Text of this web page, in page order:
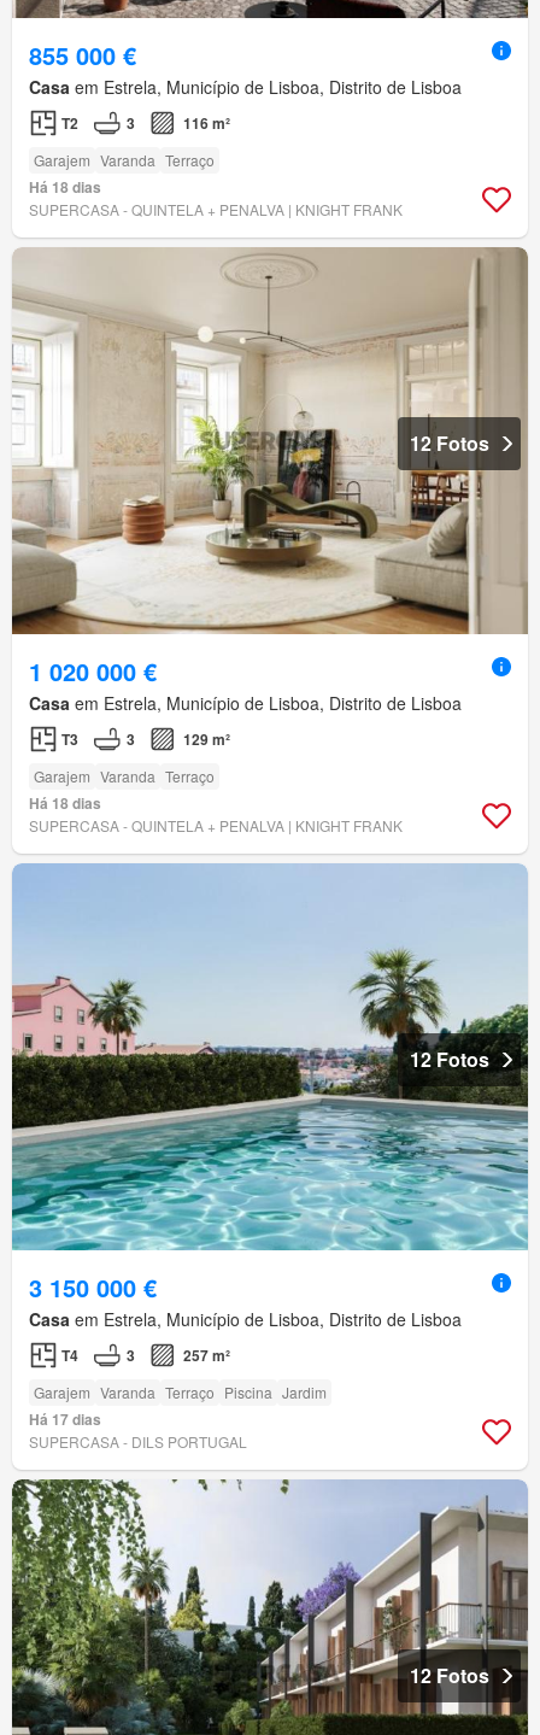
855 000 €
Casa em Estrela, Município de Lisboa, Distrito de Lisboa
T2 3 116 m²
Garajem Varanda Terraço
Há 18 dias
SUPERCASA - QUINTELA + PENALVA | KNIGHT FRANK
12 Fotos
1 020 000 €
Casa em Estrela, Município de Lisboa, Distrito de Lisboa
T3 3 129 m²
Garajem Varanda Terraço
Há 18 dias
SUPERCASA - QUINTELA + PENALVA | KNIGHT FRANK
12 Fotos
3 150 000 €
Casa em Estrela, Município de Lisboa, Distrito de Lisboa
T4 3 257 m²
Garajem Varanda Terraço Piscina Jardim
Há 17 dias
SUPERCASA - DILS PORTUGAL
12 Fotos